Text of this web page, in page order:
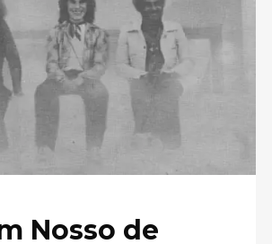
Nosso de